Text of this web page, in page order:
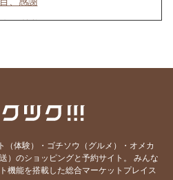
ご挨拶
のメッセージ
（体験）・ゴチソウ（グルメ）・オメカ
）のショッピングと予約サイト。
みんな
機能を搭載した総合マーケットプレイス